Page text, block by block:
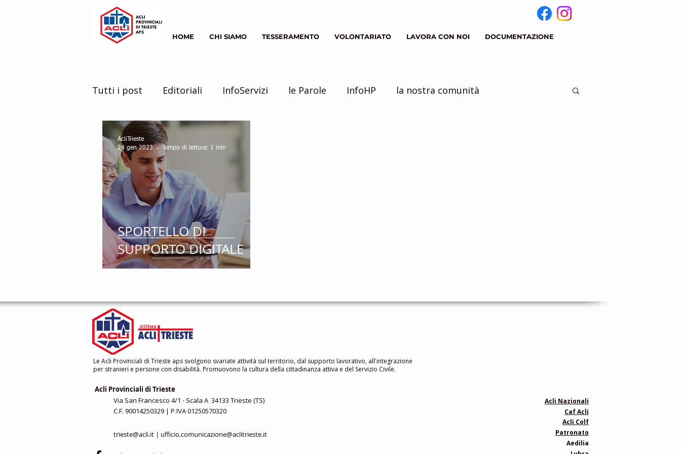
HOME CHI SIAMO TESSERAMENTO VOLONTARIATO LAVORA CON NOI DOCUMENTAZIONE
Tutti i post Editoriali InfoServizi le Parole InfoHP la nostra comunità
il mondo intorno a noi
SPORTELLO DI
SUPPORTO DIGITALE
AcliTrieste
24 gen 2023
Tempo di lettura: 1 min
Le Acli Provinciali di Trieste aps svolgono svariate attività sul territorio, dal supporto lavorativo, all'integrazione
per stranieri e persone con disabilità. Promuovono la cultura della cittadinanza attiva e del Servizio Civile.
Acli Provinciali di Trieste
Via San Francesco 4/1 - Scala A 34133 Trieste (TS)
C.F. 90014250329 | P.IVA 01250570320
trieste@acli.it | ufficio.comunicazione@aclitrieste.it
Acli Nazionali
Caf Acli
Acli Colf
Patronato
Aedilia